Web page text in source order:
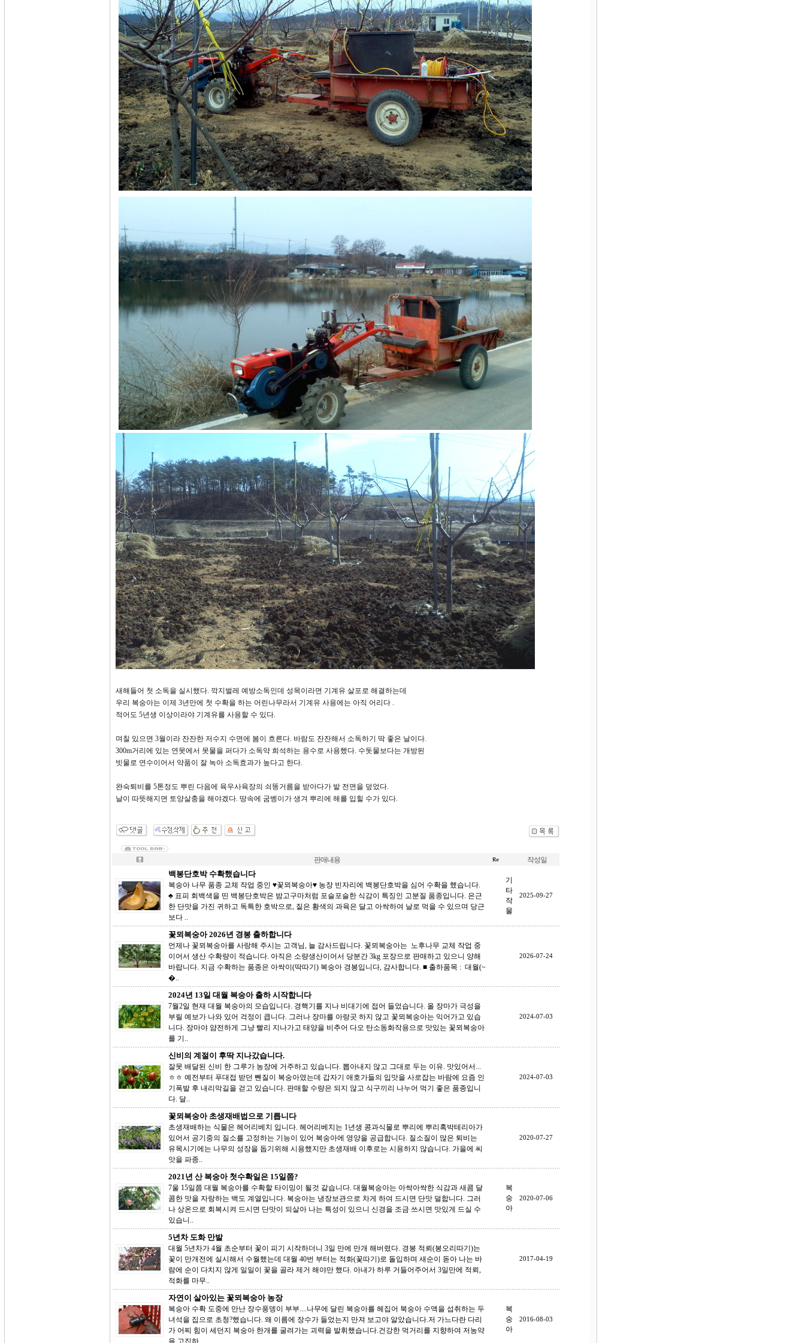
새해들어 첫 소독을 실시했다. 깍지벌레 예방소독인데 성목이라면 기계유 살포로 해결하는데
우리 복숭아는 이제 3년만에 첫 수확을 하는 어린나무라서 기계유 사용에는 아직 어리다 .
적어도 5년생 이상이라야 기계유를 사용할 수 있다.
며칠 있으면 3월이라 잔잔한 저수지 수면에 봄이 흐른다. 바람도 잔잔해서 소독하기 딱 좋은 날이다.
300m거리에 있는 연못에서 못물을 퍼다가 소독약 희석하는 용수로 사용했다. 수돗물보다는 개방된
빗물로 연수이어서 약품이 잘 녹아 소독효과가 높다고 한다.
완숙퇴비를 5톤정도 뿌린 다음에 육우사육장의 쇠똥거름을 받아다가 밭 전면을 덮었다.
날이 따뜻해지면 토양살충을 해야겠다. 땅속에 굼벵이가 생겨 뿌리에 해를 입힐 수가 있다.
판매내용 작성일
백봉단호박 수확했습니다
복숭아 나무 품종 교체 작업 중인 ♥꽃뫼복숭아♥ 농장 빈자리에 백봉단호박을 심어 수확을 했습니다.
♣ 표피 회백색을 띤 백봉단호박은 밤고구마처럼 포슬포슬한 식감이 특징인 고분질 품종입니다. 은근
한 단맛을 가진 귀하고 독특한 호박으로, 짙은 황색의 과육은 달고 아싹하여 날로 먹을 수 있으며 당근
보다 ..
기
타
작
물
2025-09-27
꽃뫼복숭아 2026년 경봉 출하합니다
언제나 꽃뫼복숭아를 사랑해 주시는 고객님, 늘 감사드립니다. 꽃뫼복숭아는 노후나무 교체 작업 중
이어서 생산 수확량이 적습니다. 아직은 소량생산이어서 당분간 3kg 포장으로 판매하고 있으니 양해
바랍니다. 지금 수확하는 품종은 아싹이(딱따기) 복숭아 경봉입니다, 감사합니다. ■ 출하품목 : 대월(~
�..
2026-07-24
2024년 13일 대월 복숭아 출하 시작합니다
7월2일 현재 대월 복숭아의 모습입니다. 경핵기를 지나 비대기에 접어 들었습니다. 올 장마가 극성을
부릴 예보가 나와 있어 걱정이 큽니다. 그러나 장마를 아랑곳 하지 않고 꽃뫼복숭아는 익어가고 있습
니다. 장마야 얌전하게 그냥 빨리 지나가고 태양을 비추어 다오 탄소동화작용으로 맛있는 꽃뫼복숭아
를 기..
2024-07-03
신비의 계절이 후딱 지나갔습니다.
잘못 배달된 신비 한 그루가 농장에 거주하고 있습니다. 뽑아내지 않고 그대로 두는 이유. 맛있어서...
ㅎㅎ 예전부터 푸대접 받던 뺀질이 복숭아였는데 갑자기 애호가들의 입맛을 사로잡는 바람에 요즘 인
기폭발 후 내리막길을 걷고 있습니다. 판매할 수량은 되지 않고 식구끼리 나누어 먹기 좋은 품종입니
다. 달..
2024-07-03
꽃뫼복숭아 초생재배법으로 기릅니다
초생재배하는 식물은 헤어리베치 입니다. 헤어리베치는 1년생 콩과식물로 뿌리에 뿌리혹박테리아가
있어서 공기중의 질소를 고정하는 기능이 있어 복숭아에 영양을 공급합니다. 질소질이 많은 퇴비는
유목시기에는 나무의 성장을 돕기위해 시용했지만 초생재배 이후로는 시용하지 않습니다. 가을에 씨
앗을 파종..
2020-07-27
2021년 산 복숭아 첫수확일은 15일쯤?
7울 15일쯤 대월 복숭아를 수확할 타이밍이 될것 같습니다. 대월복숭아는 아싹아싹한 식감과 새콤 달
콤한 맛을 자랑하는 백도 계열입니다. 복숭아는 냉장보관으로 차게 하여 드시면 단맛 덜합니다. 그러
나 상온으로 회복시켜 드시면 단맛이 되살아 나는 특성이 있으니 신경을 조금 쓰시면 맛있게 드실 수
있습니..
복
숭
아
2020-07-06
5년차 도화 만발
대월 5년차가 4월 초순부터 꽃이 피기 시작하더니 3일 만에 만개 해버렸다. 경봉 적뢰(봉오리따기)는
꽃이 만개전에 실시해서 수월했는데 대월 40번 부터는 적화(꽃따기)로 돌입하며 새순이 돋아 나는 바
람에 순이 다치지 않게 일일이 꽃을 골라 제거 해야만 했다. 아내가 하루 거들어주어서 3일만에 적뢰,
적화를 마무..
2017-04-19
자연이 살아있는 꽃뫼복숭아 농장
복숭아 수확 도중에 만난 장수풍뎅이 부부....나무에 달린 복숭아를 헤집어 북숭아 수액을 섭취하는 두
녀석을 집으로 초청?했습니다. 왜 이름에 장수가 들었는지 만져 보고야 알았습니다.저 가느다란 다리
가 어찌 힘이 세던지 복숭아 한개를 굴려가는 괴력을 발휘했습니다.건강한 먹거리를 지향하여 저농약
을 고집하..
복
숭
아
2016-08-03